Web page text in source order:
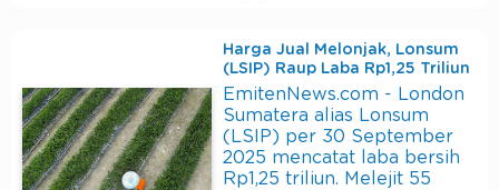
Harga Jual Melonjak, Lonsum
(LSIP) Raup Laba Rp1,25 Triliun
EmitenNews.com - London
Sumatera alias Lonsum
(LSIP) per 30 September
2025 mencatat laba bersih
Rp1,25 triliun. Melejit 55